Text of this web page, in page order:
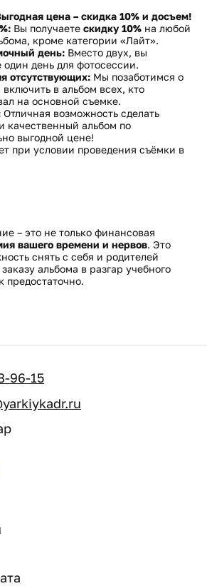
цена – скидка 10% и досъем!
Вы получаете скидку 10% на любой
кроме категории «Лайт».
день: Вместо двух, вы
один день для фотосессии.
отсутствующих: Мы позаботимся о
в альбом всех, кто
на основной съемке.
Отличная возможность сделать
качественный альбом по
выгодной цене!
при условии проведения съёмки в
– это не только финансовая
вашего времени и нервов. Это
снять с себя и родителей
альбома в разгар учебного
предостаточно.
96-15